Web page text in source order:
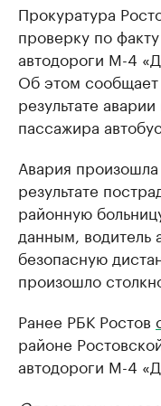
Прокуратура
проверку по
автодороги М-4
Об этом
результате
пассажира
Авария
результате
районную
данным, водитель
безопасную
произошло
Ранее РБК Ростов
районе
автодороги М-4